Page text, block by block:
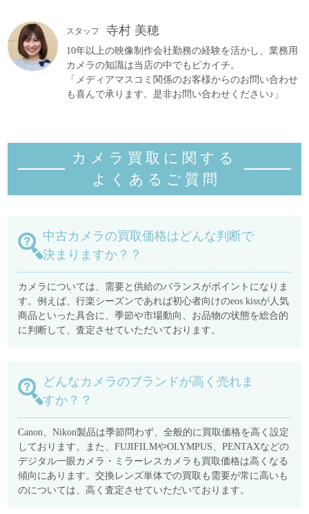
スタッフ 寺村 美穂
10年以上の映像制作会社勤務の経験を活かし、業務用
カメラの知識は当店の中でもピカイチ。
「メディアマスコミ関係のお客様からのお問い合わせ
も喜んで承ります。是非お問い合わせください♪」
カメラ買取に関する
よくあるご質 問
中古カメラの買取価格はどんな判断で
決まりますか？？
カメラについては、需要と供給のバランスがポイントになりま
す。例えば、行楽シーズンであれば初心者向けのeos kissが人気
商品といった具合に、季節や市場動向、お品物の状態を総合的
に判断して、査定させていただいております。
どんなカメラのブランドが高く売れま
すか？？
Canon、Nikon製品は季節問わず、全般的に買取価格を高く設定
しております。また、FUJIFILMやOLYMPUS、PENTAXなどの
デジタル一眼カメラ・ミラーレスカメラも買取価格は高くなる
傾向にあります。交換レンズ単体での買取も需要が常に高いも
のについては、高く査定させていただいております。